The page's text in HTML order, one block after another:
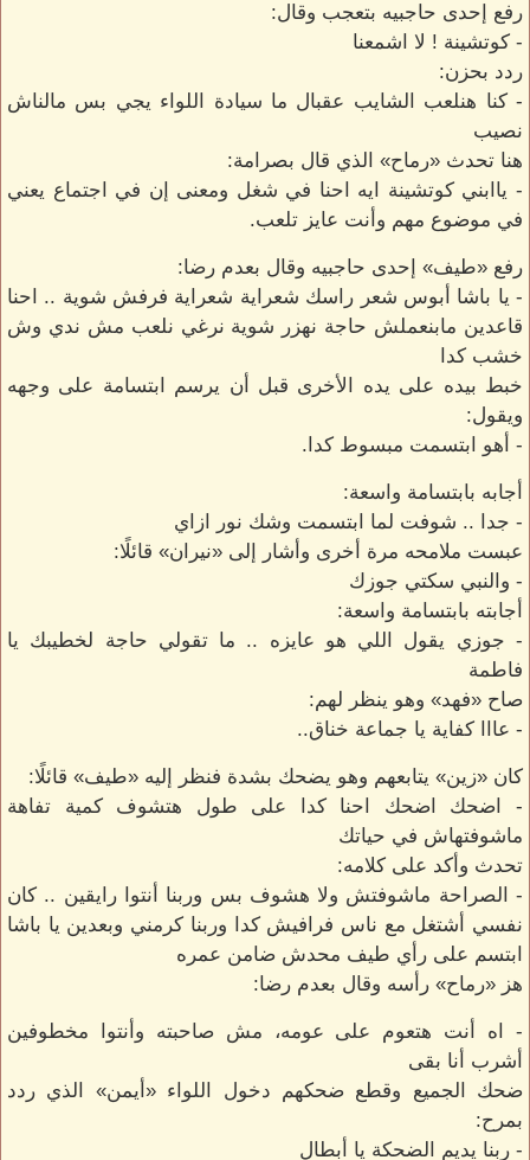
رفع إحدى حاجبيه بتعجب وقال:
- كوتشينة ! لا اشمعنا
ردد بحزن:
- كنا هنلعب الشايب عقبال ما سيادة اللواء يجي بس مالناش
نصيب
هنا تحدث «رماح» الذي قال بصرامة:
- ياابني كوتشينة ايه احنا في شغل ومعنى إن في اجتماع يعني
في موضوع مهم وأنت عايز تلعب.
رفع «طيف» إحدى حاجبيه وقال بعدم رضا:
- يا باشا أبوس شعر راسك شعراية شعراية فرفش شوية .. احنا
قاعدين مابنعملش حاجة نهزر شوية نرغي نلعب مش ندي وش
خشب كدا
خبط بيده على يده الأخرى قبل أن يرسم ابتسامة على وجهه
ويقول:
- أهو ابتسمت مبسوط كدا.
أجابه بابتسامة واسعة:
- جدا .. شوفت لما ابتسمت وشك نور ازاي
عبست ملامحه مرة أخرى وأشار إلى «نيران» قائلًا:
- والنبي سكتي جوزك
أجابته بابتسامة واسعة:
- جوزي يقول اللي هو عايزه .. ما تقولي حاجة لخطيبك يا
فاطمة
صاح «فهد» وهو ينظر لهم:
- عااا كفاية يا جماعة خناق..
كان «زين» يتابعهم وهو يضحك بشدة فنظر إليه «طيف» قائلًا:
- اضحك اضحك احنا كدا على طول هتشوف كمية تفاهة
ماشوفتهاش في حياتك
تحدث وأكد على كلامه:
- الصراحة ماشوفتش ولا هشوف بس وربنا أنتوا رايقين .. كان
نفسي أشتغل مع ناس فرافيش كدا وربنا كرمني وبعدين يا باشا
ابتسم على رأي طيف محدش ضامن عمره
هز «رماح» رأسه وقال بعدم رضا:
- اه أنت هتعوم على عومه، مش صاحبته وأنتوا مخطوفين
أشرب أنا بقى
ضحك الجميع وقطع ضحكهم دخول اللواء «أيمن» الذي ردد
بمرح:
- ربنا يديم الضحكة يا أبطال